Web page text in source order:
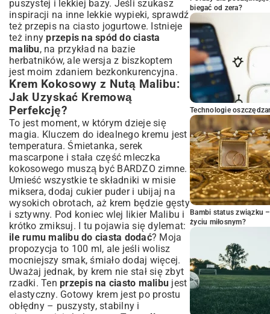
puszystej i lekkiej bazy. Jeśli szukasz
inspiracji na inne lekkie wypieki, sprawdź
też przepis na ciasto jogurtowe. Istnieje
też innyprzepis na spód do ciasta
malibu, na przykład na bazie
herbatników, ale wersja z biszkoptem
jest moim zdaniem bezkonkurencyjna.
Krem Kokosowy z Nutą Malibu:
Jak Uzyskać Kremową
Perfekcję?
To jest moment, w którym dzieje się
magia. Kluczem do idealnego kremu jest
temperatura. Śmietanka, serek
mascarpone i stała część mleczka
kokosowego muszą być BARDZO zimne.
Umieść wszystkie te składniki w misie
miksera, dodaj cukier puder i ubijaj na
wysokich obrotach, aż krem będzie gęsty
i sztywny. Pod koniec wlej likier Malibu i
krótko zmiksuj. I tu pojawia się dylemat:
ile rumu malibu do ciasta dodać? Moja
propozycja to 100 ml, ale jeśli wolisz
mocniejszy smak, śmiało dodaj więcej.
Uważaj jednak, by krem nie stał się zbyt
rzadki. Ten przepis na ciasto malibu jest
elastyczny. Gotowy krem jest po prostu
obłędny – puszysty, stabilny i
biegać od zera?
Technologie
Bambi status związku
życiu miłosnym?